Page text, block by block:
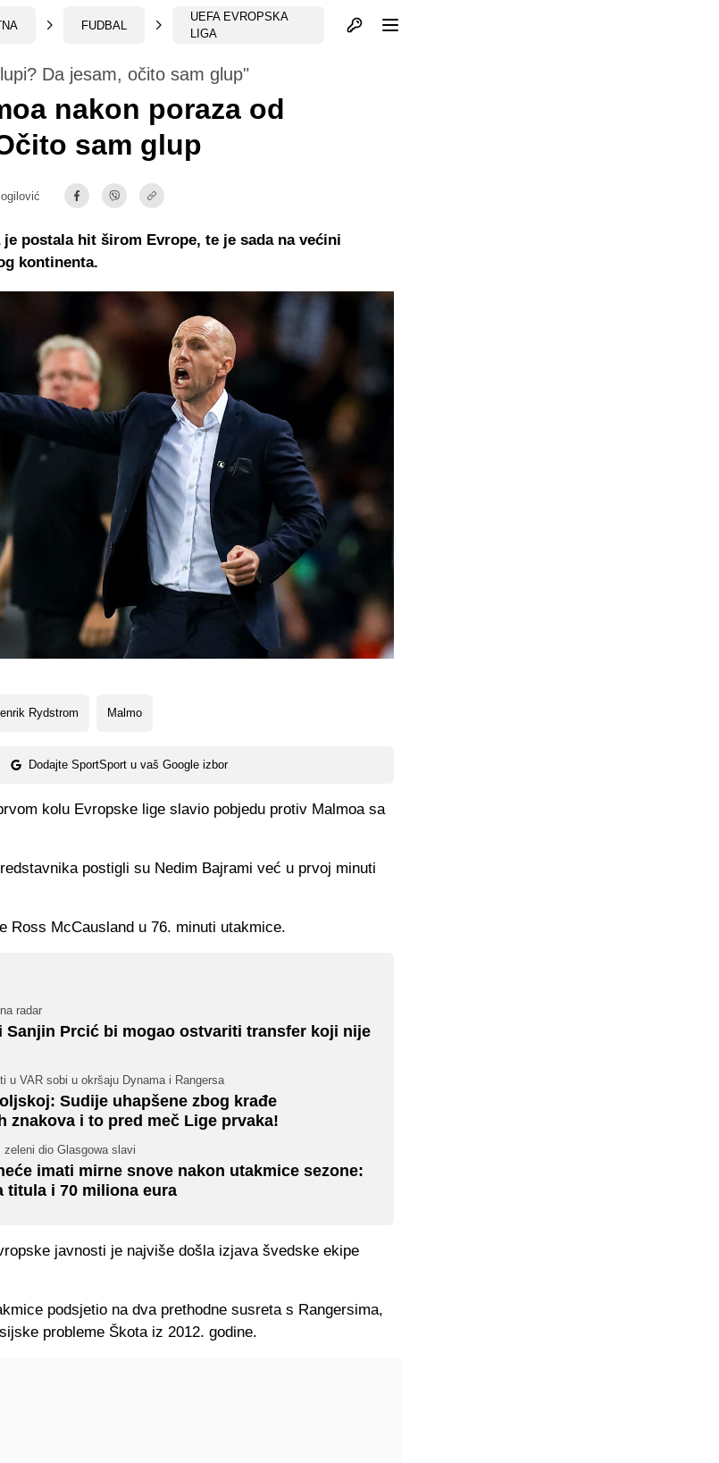
FUDBAL
UEFA EVROPSKA
LIGA
Otvori profil
Da jesam, očito sam glup"
nakon poraza od
sam glup
Rydstrom Malmo
Dodajte SportSport u vaš Google izbor
je postala hit širom Evrope, te je sada na većini
kontinenta.
kolu Evropske lige slavio pobjedu protiv Malmoa sa
postigli su Nedim Bajrami već u prvoj minuti
Ross McCausland u 76. minuti utakmice.
radar
Sanjin Prcić bi mogao ostvariti transfer koji nije
u VAR sobi u okršaju Dynama i Rangersa
Sudije uhapšene zbog krađe
znakova i to pred meč Lige prvaka!
dio Glasgowa slavi
imati mirne snove nakon utakmice sezone:
titula i 70 miliona eura
javnosti je najviše došla izjava švedske ekipe
podsjetio na dva prethodne susreta s Rangersima,
probleme Škota iz 2012. godine.